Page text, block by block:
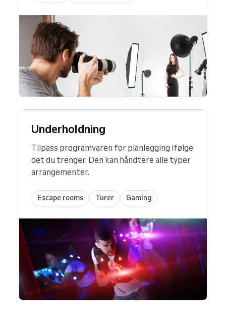
Underholdning
Tilpass programvaren for planlegging ifølge
det du trenger. Den kan håndtere alle typer
arrangementer.
Escape rooms Turer Gaming